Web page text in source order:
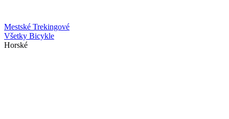
Mestské Trekingové
Všetky Bicykle
Horské